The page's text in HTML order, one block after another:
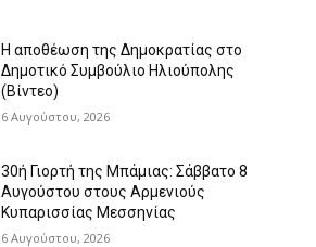
Η αποθέωση της Δημοκρατίας στο
Δημοτικό Συμβούλιο Ηλιούπολης
(Βίντεο)
6 Αυγούστου, 2026
30ή Γιορτή της Μπάμιας: Σάββατο 8
Αυγούστου στους Αρμενιούς
Κυπαρισσίας Μεσσηνίας
6 Αυγούστου, 2026